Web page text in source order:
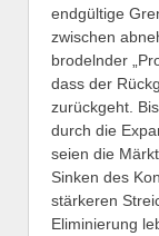
endgültige
zwischen
brodelnder
dass der
zurückgeht.
durch die
seien die
Sinken des
stärkeren
Eliminierung